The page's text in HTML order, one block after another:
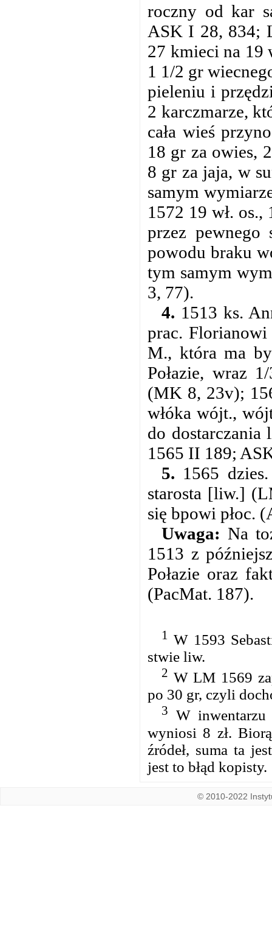
roczny od kar
ASK I 28, 834;
27 kmieci na 19
1 1/2 gr
pieleniu i
2 karczmarze,
cała wieś
18 gr za owies,
8 gr za jaja, w
samym
1572 19 wł.
przez
powodu braku
tym samym
3, 77).
4. 1513 ks.
prac.
M., która ma
Połazie, wraz
(MK 8, 23v);
włóka wójt.,
do
1565 II 189;
5. 1565
starosta [liw.]
się bpowi płoc.
Uwaga: Na
1513 z
Połazie oraz
(PacMat. 187).
1 W 1593
stwie liw.
2 W LM 1569
po 30 gr, czyli
3
W
wyniosi 8 zł.
źródeł, suma ta
jest to błąd kopisty.
© 2010-2022